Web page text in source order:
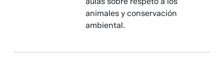
animales y conservación
ambiental.